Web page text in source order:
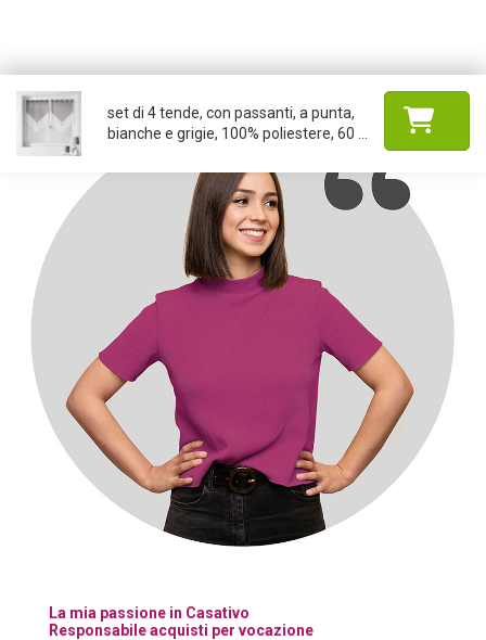
set di 4 tende, con passanti, a punta,
bianche e grigie, 100% poliestere, 60 ...
La mia passione in Casativo
Responsabile acquisti per vocazione